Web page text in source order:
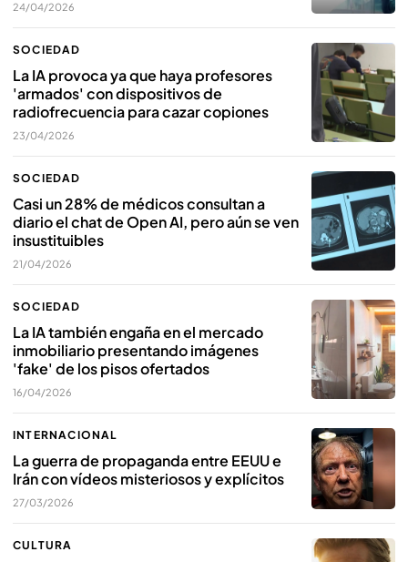
24/04/2026
SOCIEDAD
La IA provoca ya que haya profesores
'armados' con dispositivos de
radiofrecuencia para cazar copiones
23/04/2026
SOCIEDAD
Casi un 28% de médicos consultan a
diario el chat de Open AI, pero aún se ven
insustituibles
21/04/2026
SOCIEDAD
La IA también engaña en el mercado
inmobiliario presentando imágenes
'fake' de los pisos ofertados
16/04/2026
INTERNACIONAL
La guerra de propaganda entre EEUU e
Irán con vídeos misteriosos y explícitos
27/03/2026
CULTURA